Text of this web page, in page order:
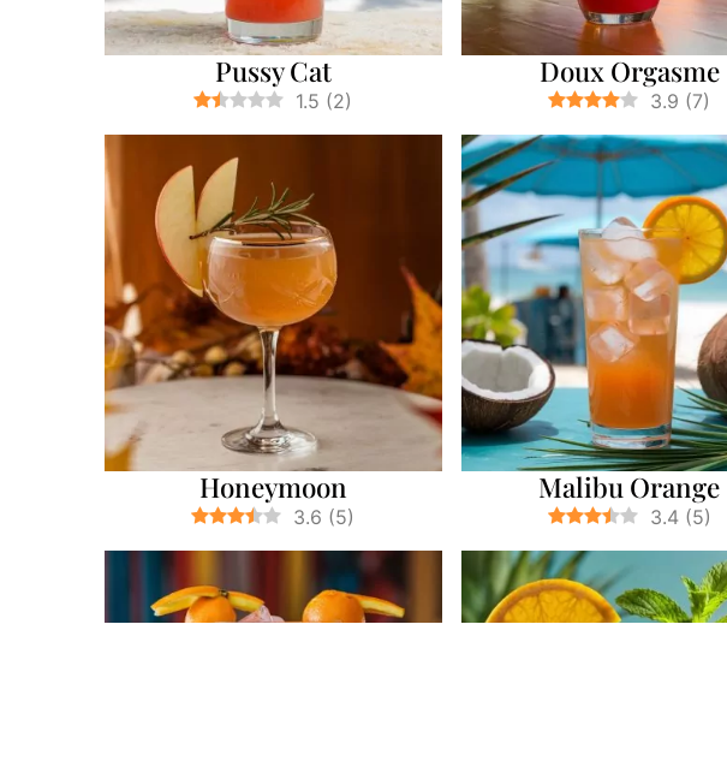
Pussy Cat
1.5 (2)
Doux Orgasme
3.9 (7)
Honeymoon
3.6 (5)
Malibu Orange
3.4 (5)